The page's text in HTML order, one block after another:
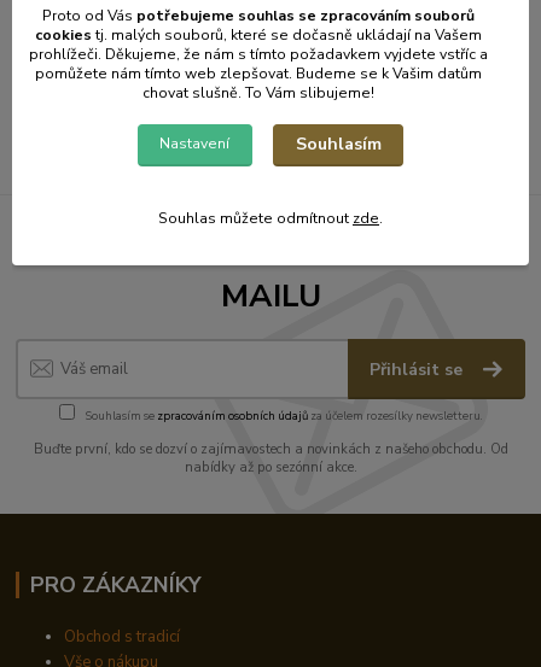
Zahradní kalendář - únor.
číst celé
Zobrazit všechny články
MAILU
Přihlásit se
Souhlasím se zpracováním osobních údajůza účelem rozesílky newsletteru.
Buďte první, kdo se dozví o zajímavostech a novinkách z našeho obchodu. Od
nabídky až po sezónní akce.
PRO ZÁKAZNÍKY
Obchod s tradicí
Vše o nákupu
Proto od Vás potřebujeme souhlas se zpracováním souborů
cookiestj. malých souborů, které se dočasně ukládají na Vašem
prohlížeči. Děkujeme, že nám s tímto požadavkem vyjdete vstříc a
pomůžete nám tímto web zlepšovat. Budeme se k Vašim datům
chovat slušně. To Vám slibujeme!
Nastavení Souhlasím
Souhlas můžete odmítnout zde.